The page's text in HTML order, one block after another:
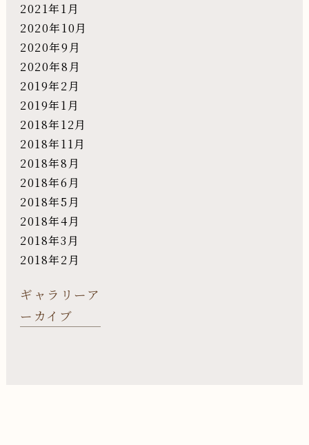
2021年1月
2020年10月
2020年9月
2020年8月
2019年2月
2019年1月
2018年12月
2018年11月
2018年8月
2018年6月
2018年5月
2018年4月
2018年3月
2018年2月
ギャラリーア
ーカイブ